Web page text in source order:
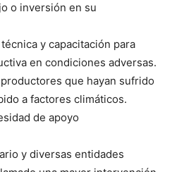
o inversión en su
y capacitación para
en condiciones adversas.
que hayan sufrido
a factores climáticos.
de apoyo
y diversas entidades